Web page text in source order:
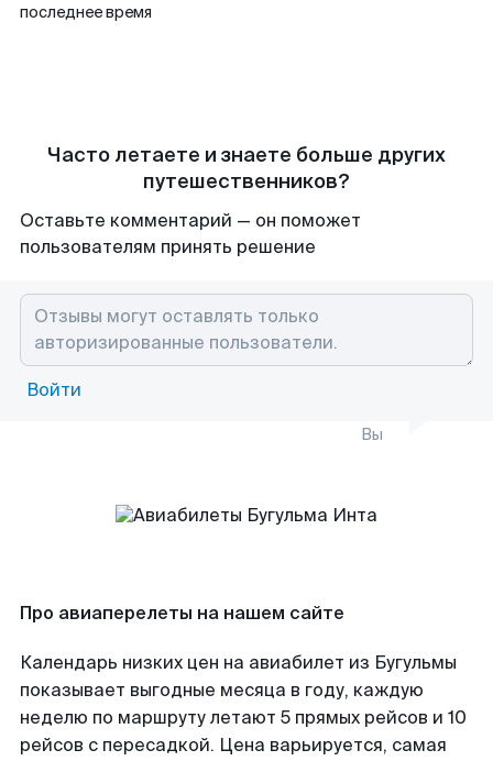
последнее время
Часто летаете и знаете больше других
путешественников?
Оставьте комментарий — он поможет
пользователям принять решение
Войти
Вы
Про авиаперелеты на нашем сайте
Календарь низких цен на авиабилет из Бугульмы
показывает выгодные месяца в году, каждую
неделю по маршруту летают 5 прямых рейсов и 10
рейсов с пересадкой. Цена варьируется, самая